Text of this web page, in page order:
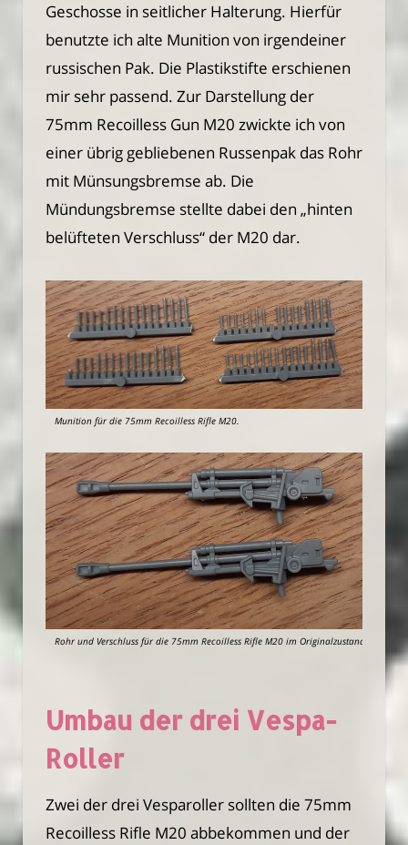
Geschosse in seitlicher Halterung. Hierfür
benutzte ich alte Munition von irgendeiner
russischen Pak. Die Plastikstifte erschienen
mir sehr passend. Zur Darstellung der
75mm Recoilless Gun M20 zwickte ich von
einer übrig gebliebenen Russenpak das Rohr
mit Münsungsbremse ab. Die
Mündungsbremse stellte dabei den „hinten
belüfteten Verschluss“ der M20 dar.
Munition für die 75mm Recoilless Rifle M20.
Rohr und Verschluss für die 75mm Recoilless Rifle M20 im Originalzustand.
Umbau der drei Vespa-
Roller
Zwei der drei Vesparoller sollten die 75mm
Recoilless Rifle M20 abbekommen und der